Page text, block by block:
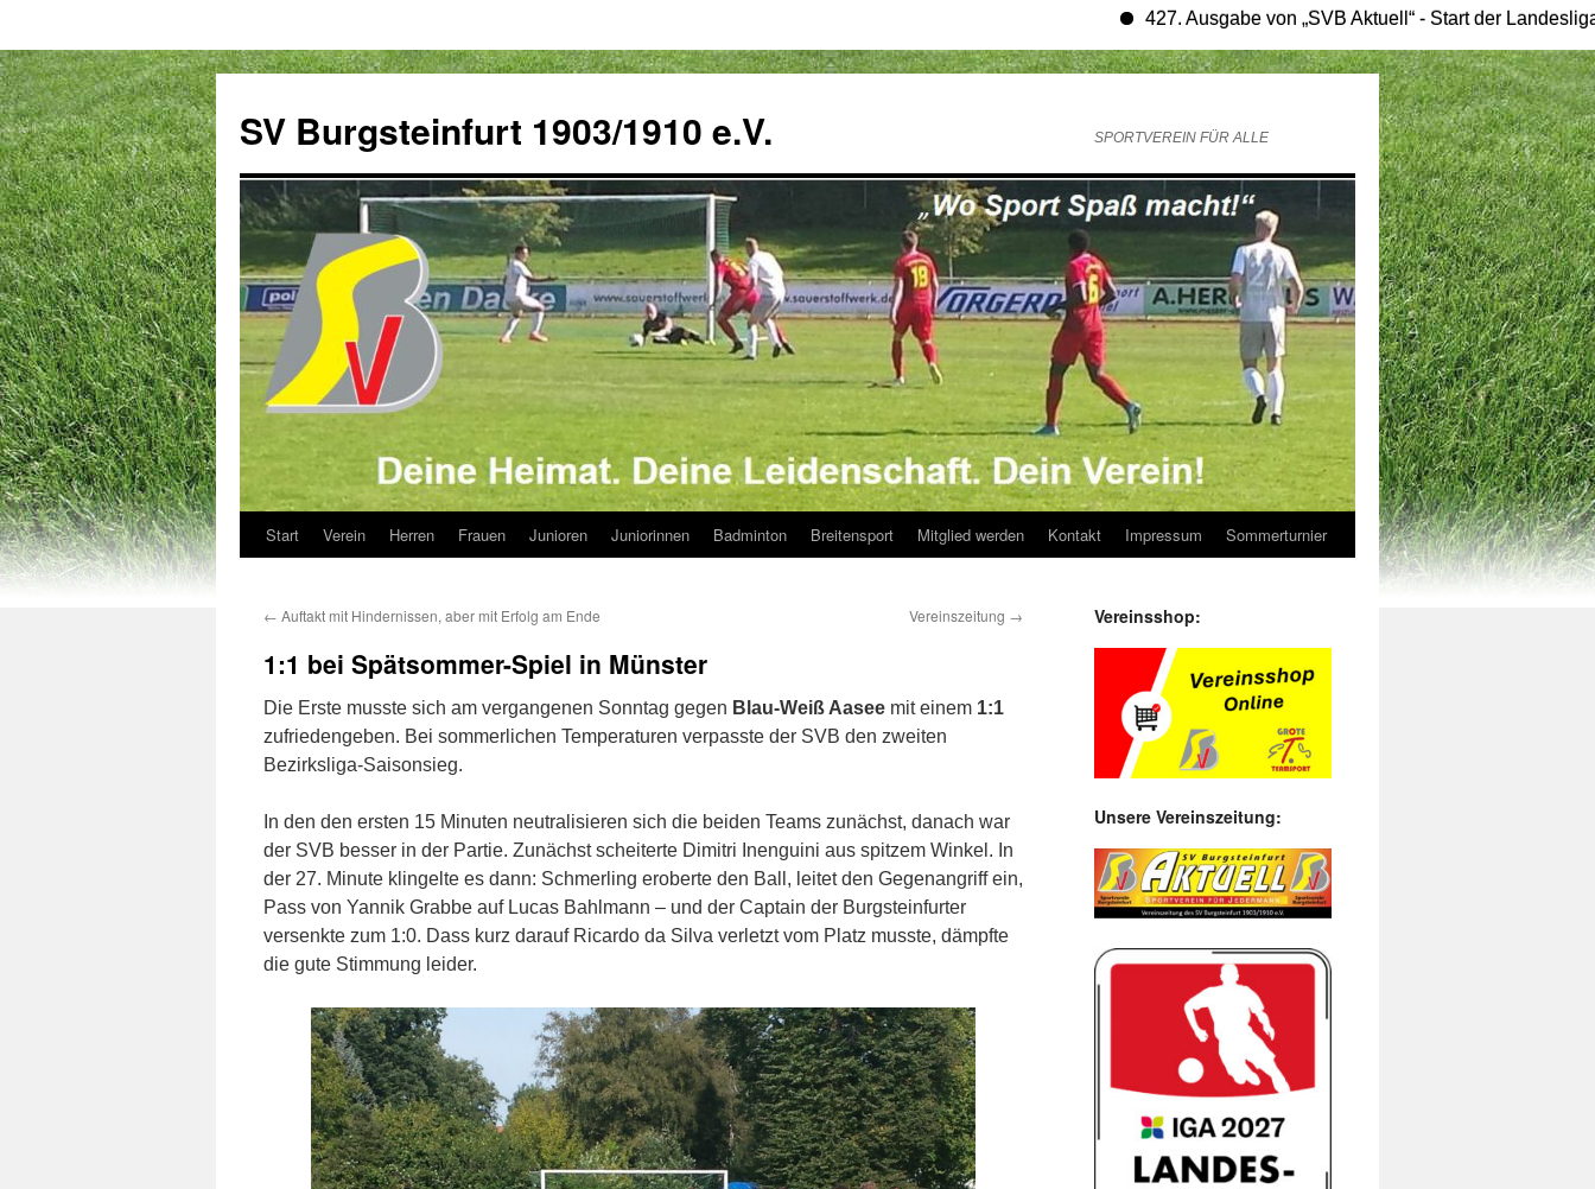
427. Ausgabe von „SVB Aktuell“ - Start der Landesligasaison
springen
SV Burgsteinfurt 1903/1910 e.V. SPORTVEREIN FÜR ALLE
Start Verein Herren Frauen Junioren Juniorinnen Badminton Breitensport Mitglied werden Kontakt Impressum Sommerturnier
← Auftakt mit Hindernissen, aber mit Erfolg am Ende Vereinszeitung →
1:1 bei Spätsommer-Spiel in Münster
Die Erste musste sich am vergangenen Sonntag gegen Blau-Weiß Aasee mit einem 1:1
zufriedengeben. Bei sommerlichen Temperaturen verpasste der SVB den zweiten
Bezirksliga-Saisonsieg.
In den den ersten 15 Minuten neutralisieren sich die beiden Teams zunächst, danach war
der SVB besser in der Partie. Zunächst scheiterte Dimitri Inenguini aus spitzem Winkel. In
der 27. Minute klingelte es dann: Schmerling eroberte den Ball, leitet den Gegenangriff ein,
Pass von Yannik Grabbe auf Lucas Bahlmann – und der Captain der Burgsteinfurter
versenkte zum 1:0. Dass kurz darauf Ricardo da Silva verletzt vom Platz musste, dämpfte
die gute Stimmung leider.
Vereinsshop:
Unsere Vereinszeitung: